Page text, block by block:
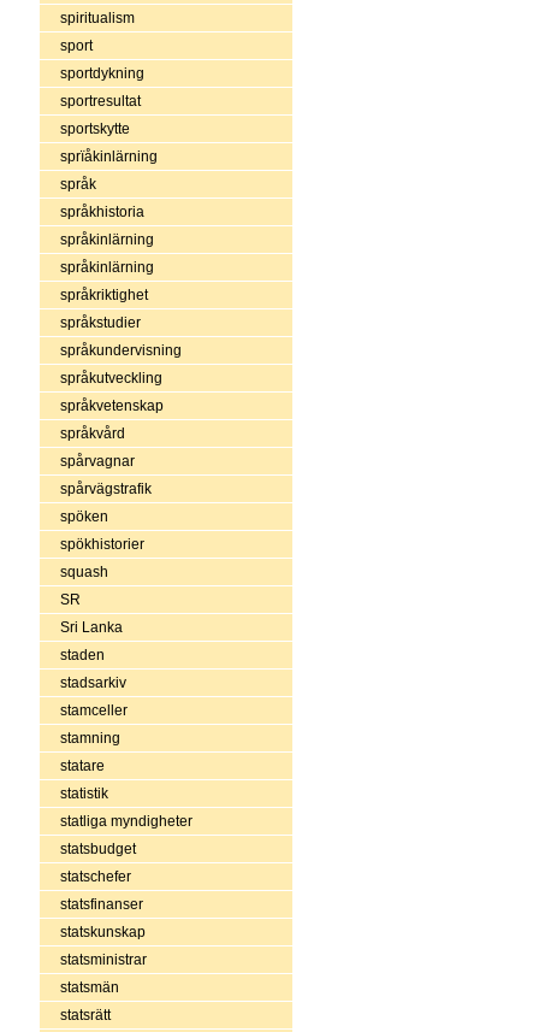
spiritualism
sport
sportdykning
sportresultat
sportskytte
sprïåkinlärning
språk
språkhistoria
språkinlärning
språkinlärning
språkriktighet
språkstudier
språkundervisning
språkutveckling
språkvetenskap
språkvård
spårvagnar
spårvägstrafik
spöken
spökhistorier
squash
SR
Sri Lanka
staden
stadsarkiv
stamceller
stamning
statare
statistik
statliga myndigheter
statsbudget
statschefer
statsfinanser
statskunskap
statsministrar
statsmän
statsrätt